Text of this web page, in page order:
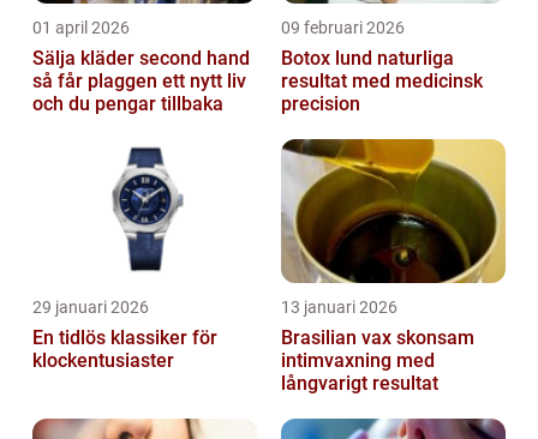
01 april 2026
Sälja kläder second hand
så får plaggen ett nytt liv
och du pengar tillbaka
09 februari 2026
Botox lund naturliga
resultat med medicinsk
precision
29 januari 2026
En tidlös klassiker för
klockentusiaster
13 januari 2026
Brasilian vax skonsam
intimvaxning med
långvarigt resultat